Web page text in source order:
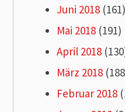
Juni 2018 (161)
Mai 2018 (191)
April 2018
März 2018
Februar 2018